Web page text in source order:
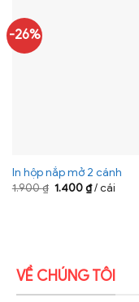
-26%
In hộp nắp mở 2 cánh
1.900₫ Giá
1.400₫Giá
hiện
/ cái
VỀ CHÚNG TÔI